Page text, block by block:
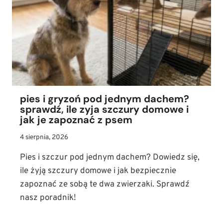
PIES?
(TABELA
I
ZASADY
ŻYWIENIA
BARF)
pies i gryzoń pod jednym dachem?
sprawdź, ile zyja szczury domowe i
jak je zapoznać z psem
4 sierpnia, 2026
Pies i szczur pod jednym dachem? Dowiedz się,
ile żyją szczury domowe i jak bezpiecznie
zapoznać ze sobą te dwa zwierzaki. Sprawdź
nasz poradnik!